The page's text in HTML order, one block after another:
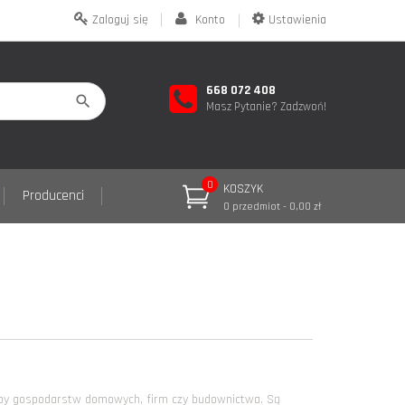
Ustawienia
Konto
Zaloguj się
668 072 408
Masz Pytanie? Zadzwoń!
KOSZYK
0 przedmiot - 0,00 zł
0
Producenci
gospodarstw domowych, firm czy budownictwa. Są